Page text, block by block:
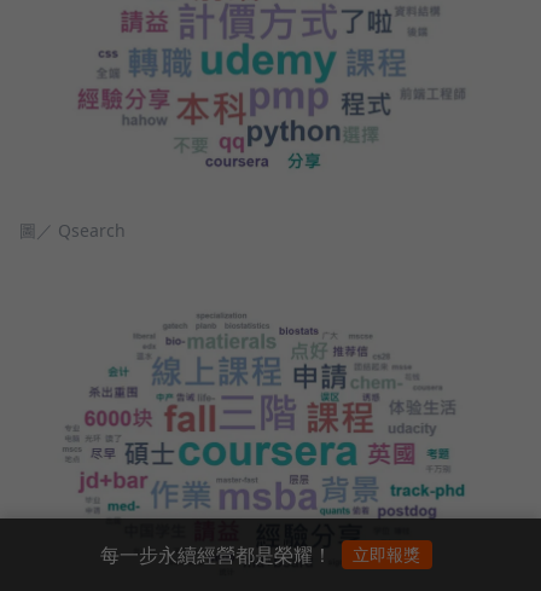
圖／ Qsearch
每一步永續經營都是榮耀！ 立即報獎